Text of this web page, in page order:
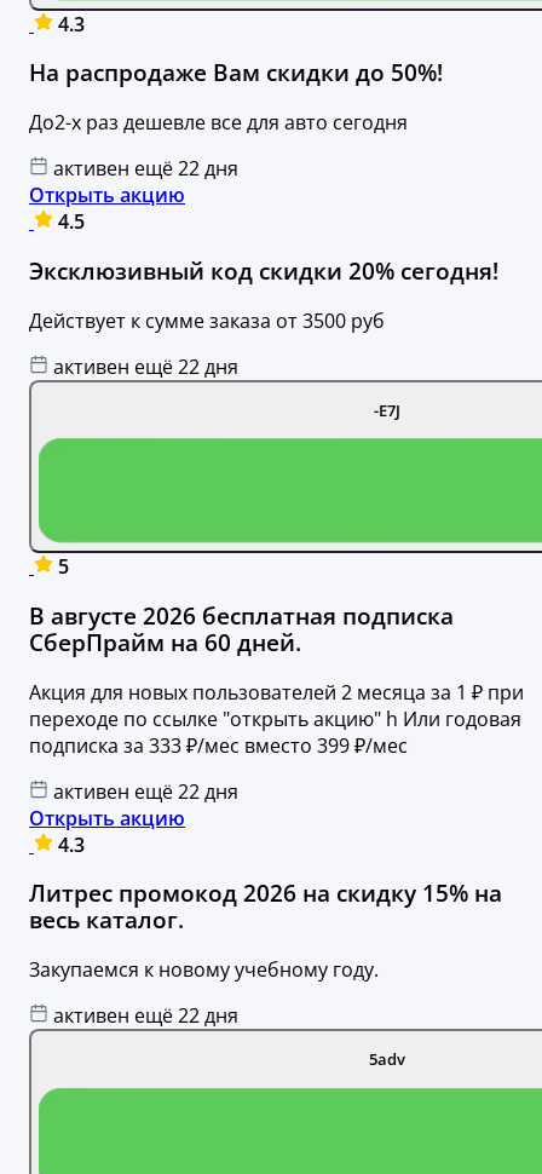
4.3
На распродаже Вам скидки до 50%!
До2-х раз дешевле все для авто сегодня
активен ещё 22 дня
Открыть акцию
4.5
Эксклюзивный код скидки 20% сегодня!
Действует к сумме заказа от 3500 руб
активен ещё 22 дня
-E7J
5
В августе 2026 бесплатная подписка
СберПрайм на 60 дней.
Акция для новых пользователей 2 месяца за 1 ₽ при
переходе по ссылке "открыть акцию" h Или годовая
подписка за 333 ₽/мес вместо 399 ₽/мес
активен ещё 22 дня
Открыть акцию
4.3
Литрес промокод 2026 на скидку 15% на
весь каталог.
Закупаемся к новому учебному году.
активен ещё 22 дня
5adv